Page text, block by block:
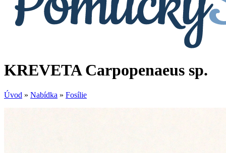
KREVETA Carpopenaeus sp.
Úvod » Nabídka » Fosílie